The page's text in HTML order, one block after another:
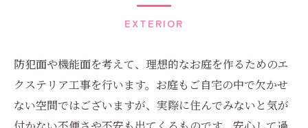
EXTERIOR
防犯面や機能面を考えて、理想的なお庭を作るためのエ
クステリア工事を行います。お庭もご自宅の中で欠かせ
ない空間ではございますが、実際に住んでみないと気が